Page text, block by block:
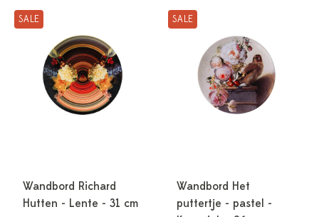
SALE
Wandbord Richard
Hutten - Lente - 31 cm
SALE
Wandbord Het
puttertje - pastel -